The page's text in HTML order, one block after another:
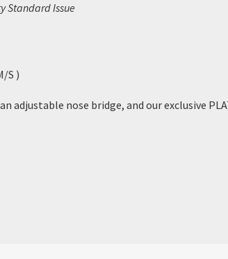
Standard Issue
S )
adjustable nose bridge, and our exclusive